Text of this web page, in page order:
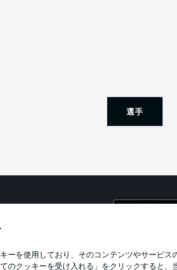
選手
を使用しており、そのコンテンツやサービス
クッキーを受け入れる」をクリックすると、